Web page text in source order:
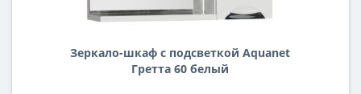
Зеркало-шкаф с подсветкой Aquanet
Гретта 60 белый